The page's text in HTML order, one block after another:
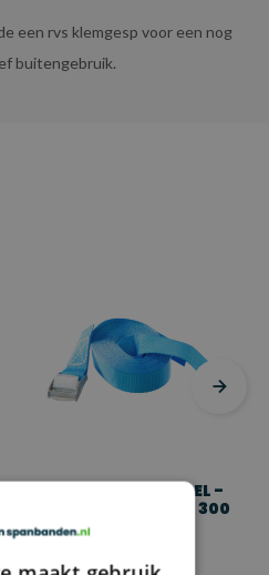
een rvs klemgesp voor een nog
buitengebruik.
RVS BAGAGEGORDEL -
1,5 METER - 25 MM - 300
KG